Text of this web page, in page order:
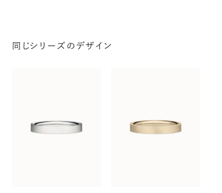
同じシリーズのデザイン